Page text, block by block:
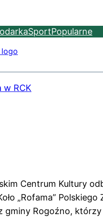
SportPopularne
Centrum Kultury
„Rofama”
gminy Rogoźno,